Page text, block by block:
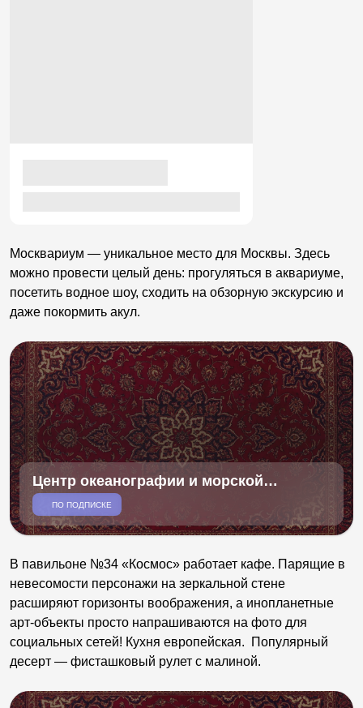
Москвариум — уникальное место для Москвы. Здесь
можно провести целый день: прогуляться в аквариуме,
посетить водное шоу, сходить на обзорную экскурсию и
даже покормить акул.
Центр океанографии и морской
биологии Москвариум
ПО ПОДПИСКЕ
В павильоне №34 «Космос» работает кафе. Парящие в
невесомости персонажи на зеркальной стене
расширяют горизонты воображения, а инопланетные
арт-объекты просто напрашиваются на фото для
социальных сетей! Кухня европейская. Популярный
десерт — фисташковый рулет с малиной.